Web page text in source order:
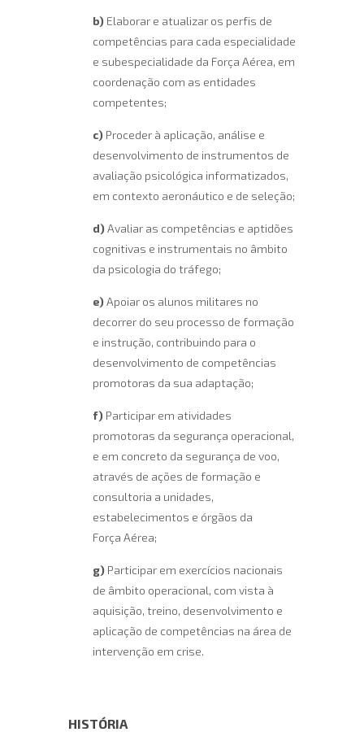
b) Elaborar e atualizar os perfis de
competências para cada especialidade
e subespecialidade da Força Aérea, em
coordenação com as entidades
competentes;
c) Proceder à aplicação, análise e
desenvolvimento de instrumentos de
avaliação psicológica informatizados,
em contexto aeronáutico e de seleção;
d)Avaliar as competências e aptidões
cognitivas e instrumentais no âmbito
da psicologia do tráfego;
e)Apoiar os alunos militares no
decorrer do seu processo de formação
e instrução, contribuindo para o
desenvolvimento de competências
promotoras da sua adaptação;
f) Participar em atividades
promotoras da segurança operacional,
e em concreto da segurança de voo,
através de ações de formação e
consultoria a unidades,
estabelecimentos e órgãos da
Força Aérea;
g) Participar em exercícios nacionais
de âmbito operacional, com vista à
aquisição, treino, desenvolvimento e
aplicação de competências na área de
intervenção em crise.
HISTÓRIA